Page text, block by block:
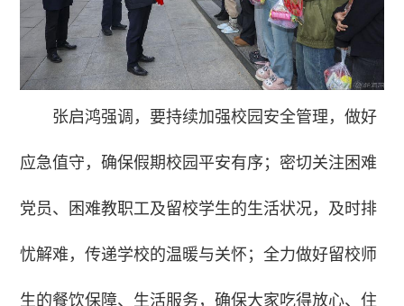
张启鸿强调，要持续加强校园安全管理，做好
应急值守，确保假期校园平安有序；密切关注困难
党员、困难教职工及留校学生的生活状况，及时排
忧解难，传递学校的温暖与关怀；全力做好留校师
生的餐饮保障、生活服务，确保大家吃得放心、住